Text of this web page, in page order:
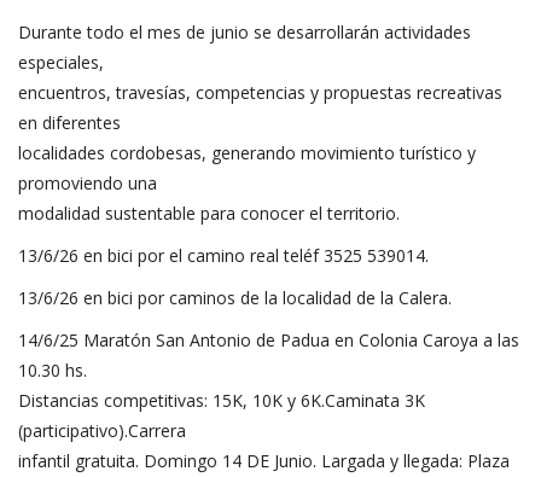
Durante todo el mes de junio se desarrollarán actividades
especiales,
encuentros, travesías, competencias y propuestas recreativas
en diferentes
localidades cordobesas, generando movimiento turístico y
promoviendo una
modalidad sustentable para conocer el territorio.
13/6/26 en bici por el camino real teléf 3525 539014.
13/6/26 en bici por caminos de la localidad de la Calera.
14/6/25 Maratón San Antonio de Padua en Colonia Caroya a las
10.30 hs.
Distancias competitivas: 15K, 10K y 6K.Caminata 3K
(participativo).Carrera
infantil gratuita. Domingo 14 DE Junio. Largada y llegada: Plaza